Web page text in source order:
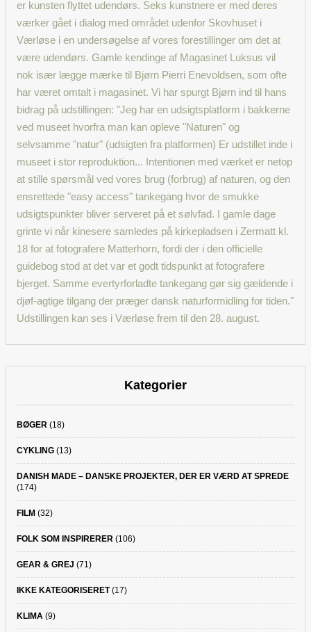
Kategorier
BØGER (18)
CYKLING (13)
DANISH MADE – DANSKE PROJEKTER, DER ER VÆRD AT SPREDE
(174)
FILM (32)
FOLK SOM INSPIRERER (106)
GEAR & GREJ (71)
IKKE KATEGORISERET(17)
KLIMA (9)